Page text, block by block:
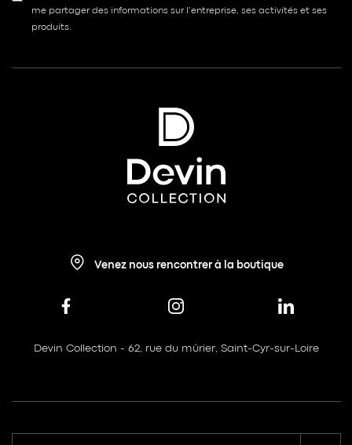
me partager des informations sur l’entreprise, ses activités et ses
produits.
Venez nous rencontrer à la boutique
Devin Collection - 62, rue du mûrier, Saint-Cyr-sur-Loire